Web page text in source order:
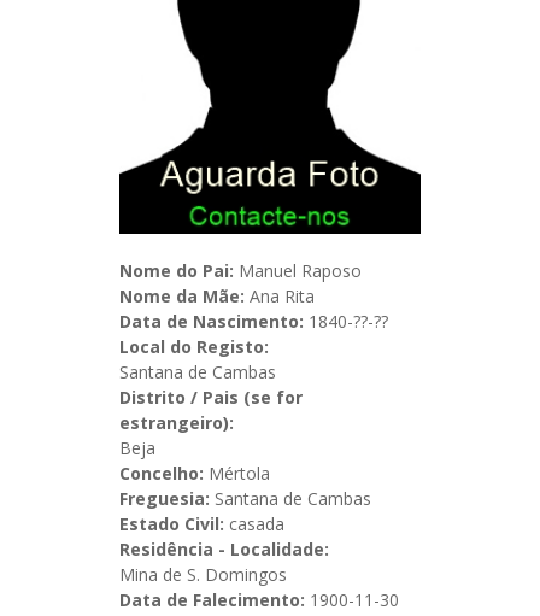
Nome do Pai: Manuel Raposo
Nome da Mãe: Ana Rita
Data de Nascimento: 1840-??-??
Local do Registo:
Santana de Cambas
Distrito / Pais (se for
estrangeiro):
Beja
Concelho: Mértola
Freguesia: Santana de Cambas
Estado Civil: casada
Residência - Localidade:
Mina de S. Domingos
Data de Falecimento: 1900-11-30